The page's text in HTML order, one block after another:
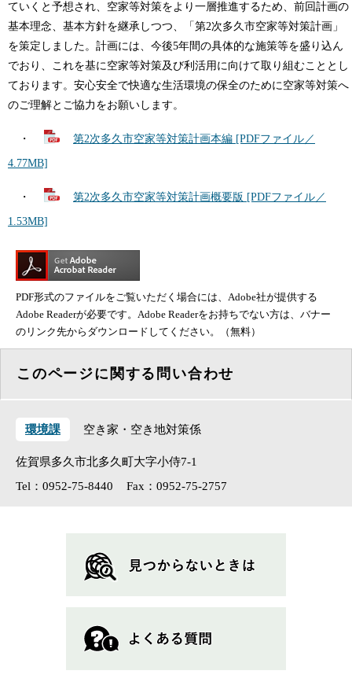
ていくと予想され、空家等対策をより一層推進するため、前回計画の
基本理念、基本方針を継承しつつ、「第2次多久市空家等対策計画」
を策定しました。計画には、今後5年間の具体的な施策等を盛り込ん
でおり、これを基に空家等対策及び利活用に向けて取り組むこととし
ております。安心安全で快適な生活環境の保全のために空家等対策へ
のご理解とご協力をお願いします。
・ 第2次多久市空家等対策計画本編 [PDFファイル／
4.77MB]
・ 第2次多久市空家等対策計画概要版 [PDFファイル／
1.53MB]
PDF形式のファイルをご覧いただく場合には、Adobe社が提供する
Adobe Readerが必要です。Adobe Readerをお持ちでない方は、バナー
のリンク先からダウンロードしてください。（無料）
このページに関する問い合わせ
環境課 空き家・空き地対策係
佐賀県多久市北多久町大字小侍7-1
Tel：0952-75-8440
Fax：0952-75-2757